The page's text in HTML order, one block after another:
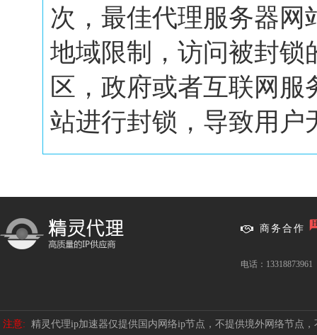
次，最佳代理服务器
地域限制，访问被封锁
区，政府或者互联网
站进行封锁，导致用户
商务合作
电话：13318873961
注意: 精灵代理ip加速器仅提供国内网络ip节点，不提供境外网络节点